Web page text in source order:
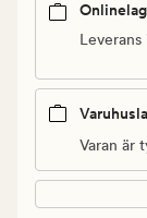
Leverans
Varan är